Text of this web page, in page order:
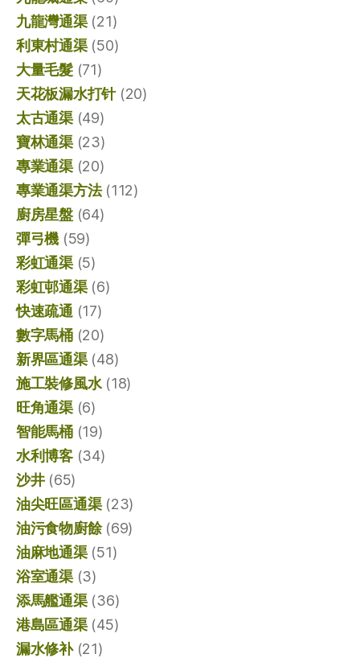
九龍灣通渠(21)
利東村通渠(50)
大量毛髮(71)
天花板漏水打针(20)
太古通渠(49)
寶林通渠(23)
專業通渠(20)
專業通渠方法(112)
廚房星盤(64)
彈弓機 (59)
彩虹通渠(5)
彩虹邨通渠(6)
快速疏通 (17)
數字馬桶(20)
新界區通渠(48)
施工裝修風水(18)
旺角通渠(6)
智能馬桶(19)
水利博客(34)
沙井(65)
油尖旺區通渠(23)
油污食物廚餘(69)
油麻地通渠(51)
浴室通渠(3)
添馬艦通渠(36)
港島區通渠(45)
漏水修补(21)